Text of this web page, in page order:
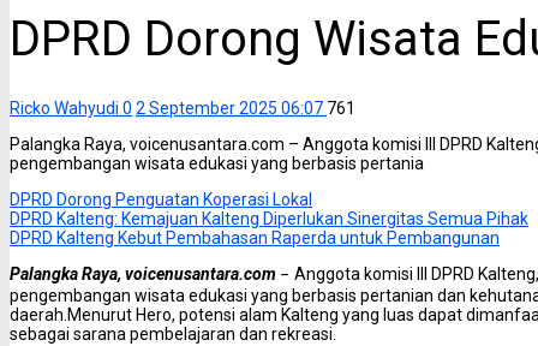
DPRD Dorong Wisata
Ricko Wahyudi 0 2 September 2025 06:07 761
Palangka Raya, voicenusantara.com – Anggota komisi III DPRD
pengembangan wisata edukasi yang berbasis pertania
DPRD Dorong Penguatan Koperasi Lokal
DPRD Kalteng: Kemajuan Kalteng Diperlukan Sinergitas Semua Pihak
DPRD Kalteng Kebut Pembahasan Raperda untuk Pembangunan
Palangka Raya, voicenusantara.com – Anggota komisi III DPRD
pengembangan wisata edukasi yang berbasis pertanian dan
daerah.Menurut Hero, potensi alam Kalteng yang luas dapat
sebagai sarana pembelajaran dan rekreasi.